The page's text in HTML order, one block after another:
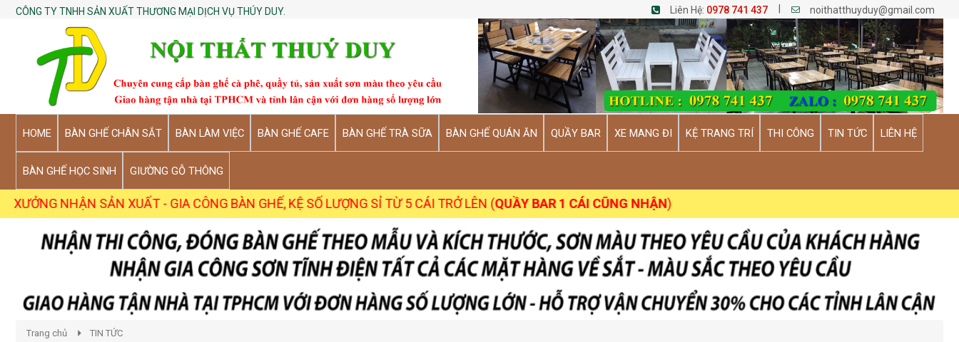
CÔNG TY TNHH SẢN XUẤT THƯƠNG MẠI DỊCH VỤ THÚY DUY. Liên Hệ: 0978 741 437 noithatthuyduy@gmail.com
HOME BÀN GHẾ CHÂN SẮT BÀN LÀM VIỆC BÀN GHẾ CAFE BÀN GHẾ TRÀ SỮA BÀN GHẾ QUÁN ĂN QUẦY BAR XE MANG ĐI KỆ TRANG TRÍ THI CÔNG TIN TỨC LIÊN HỆ
BÀN GHẾ HỌC SINH GIƯỜNG GỖ THÔNG
XUẤT - GIA CÔNG BÀN GHẾ, KỆ SỐ LƯỢNG SỈ TỪ 5 CÁI TRỞ LÊN (QUẦY BAR 1 CÁI CŨNG NHẬN)
Trang chủ TIN TỨC